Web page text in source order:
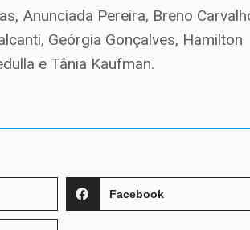
Anunciada Pereira, Breno
Geórgia Gonçalves, Hamilton
e Tânia Kaufman.
Facebook